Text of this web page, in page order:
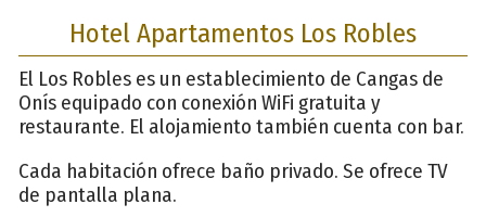
Hotel Apartamentos Los Robles
El Los Robles es un establecimiento de Cangas de
Onís equipado con conexión WiFi gratuita y
restaurante. El alojamiento también cuenta con bar.
Cada habitación ofrece baño privado. Se ofrece TV
de pantalla plana.